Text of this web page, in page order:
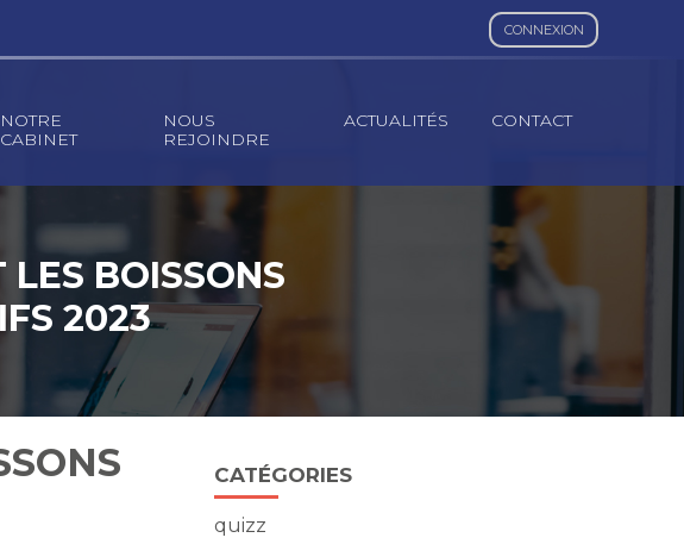
CONNEXION
NOTRE
CABINET
NOUS
REJOINDRE
ACTUALITÉS CONTACT
BOISSONS
2023
Blog
sidebar
CATÉGORIES
quizz